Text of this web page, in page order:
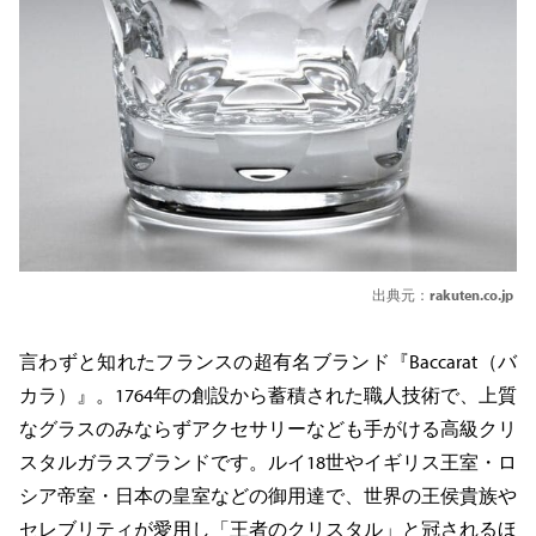
出典元： rakuten.co.jp
言わずと知れたフランスの超有名ブランド『Baccarat（バ
カラ）』。1764年の創設から蓄積された職人技術で、上質
なグラスのみならずアクセサリーなども手がける高級クリ
スタルガラスブランドです。ルイ18世やイギリス王室・ロ
シア帝室・日本の皇室などの御用達で、世界の王侯貴族や
セレブリティが愛用し「王者のクリスタル」と冠されるほ